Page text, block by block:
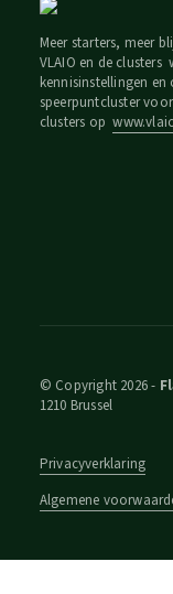
Meer starters, meer
VLAIO en de
kennisinstellingen en
speerpuntcluster
clusters op
© Copyright 2026 -
1210 Brussel
Privacyverklaring
Algemene